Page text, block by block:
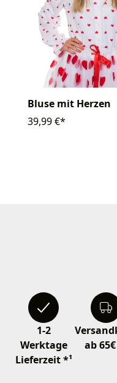
Bluse mit Herzen
39,99 €*
1-2
Werktage
Lieferzeit *¹
ab